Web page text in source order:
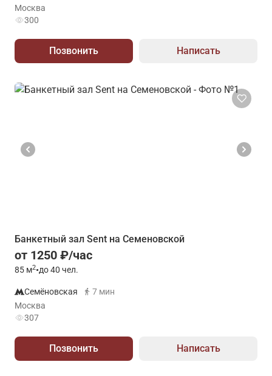
Москва
300
Позвонить Написать
Банкетный зал Sent на Семеновской
от 1250 ₽/час
85 м2•до 40 чел.
Семёновская
7 мин
Москва
307
Позвонить Написать